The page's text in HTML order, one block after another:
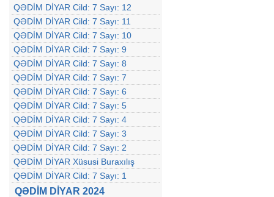
QƏDİM DİYAR Cild: 7 Sayı: 12
QƏDİM DİYAR Cild: 7 Sayı: 11
QƏDİM DİYAR Cild: 7 Sayı: 10
QƏDİM DİYAR Cild: 7 Sayı: 9
QƏDİM DİYAR Cild: 7 Sayı: 8
QƏDİM DİYAR Cild: 7 Sayı: 7
QƏDİM DİYAR Cild: 7 Sayı: 6
QƏDİM DİYAR Cild: 7 Sayı: 5
QƏDİM DİYAR Cild: 7 Sayı: 4
QƏDİM DİYAR Cild: 7 Sayı: 3
QƏDİM DİYAR Cild: 7 Sayı: 2
QƏDİM DİYAR Xüsusi Buraxılış
QƏDİM DİYAR Cild: 7 Sayı: 1
QƏDİM DİYAR 2024